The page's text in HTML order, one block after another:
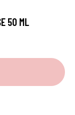
50 ML